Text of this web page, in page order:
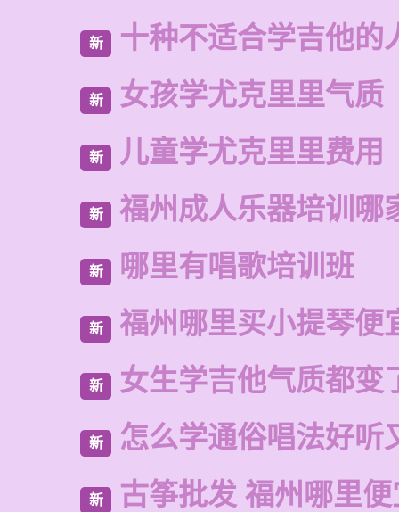
新 十种不适合学吉他的
新 女孩学尤克里里气质
新 儿童学尤克里里费用
新 福州成人乐器培训哪
新 哪里有唱歌培训班
新 福州哪里买小提琴便
新 女生学吉他气质都变
新 怎么学通俗唱法好听
新 古筝批发 福州哪里